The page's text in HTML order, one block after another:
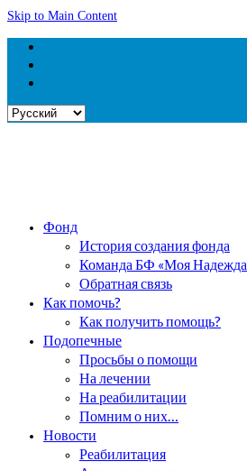
Skip to Main Content
Выбрать
Фонд
История создания фонда
Команда БФ «Моя
Обратная связь
Как помочь?
Как получить помощь?
Подопечные
Просьбы о помощи
На лечении
На реабилитации
Помним о них…
Новости
Реабилитация